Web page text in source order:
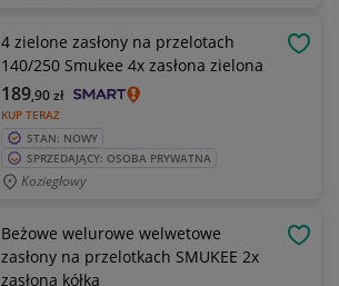
4 zielone zasłony na przelotach
140/250 Smukee 4x zasłona zielona
KUP TERAZ
189,90zł
STAN: NOWY
SPRZEDAJĄCY: OSOBA PRYWATNA
Koziegłowy
Beżowe welurowe welwetowe
zasłony na przelotkach SMUKEE 2x
zasłona kółka